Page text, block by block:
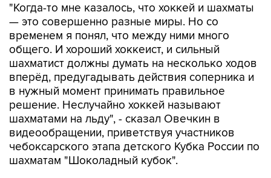
"Когда-то мне казалось, что хоккей и шахматы
— это совершенно разные миры. Но со
временем я понял, что между ними много
общего. И хороший хоккеист, и сильный
шахматист должны думать на несколько ходов
вперёд, предугадывать действия соперника и
в нужный момент принимать правильное
решение. Неслучайно хоккей называют
шахматами на льду", - сказал Овечкин в
видеообращении, приветствуя участников
чебоксарского этапа детского Кубка России по
шахматам "Шоколадный кубок".